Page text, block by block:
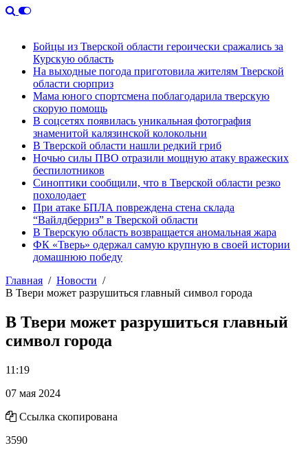
Бойцы из Тверской области героически сражались за
Курскую область
На выходные погода приготовила жителям Тверской
области сюрприз
Мама юного спортсмена поблагодарила тверскую
скорую помощь
В соцсетях появилась уникальная фотография
знаменитой калязинской колокольни
В Тверской области нашли редкий гриб
Ночью силы ПВО отразили мощную атаку вражеских
беспилотников
Синоптики сообщили, что в Тверской области резко
похолодает
При атаке БПЛА повреждена стена склада
“Вайлдберриз” в Тверской области
В Тверскую область возвращается аномальная жара
ФК «Тверь» одержал самую крупную в своей истории
домашнюю победу
Главная
Новости
В Твери может разрушиться главный символ города
В Твери может разрушиться главный
символ города
11:19
07 мая 2024
Ссылка скопирована
3590